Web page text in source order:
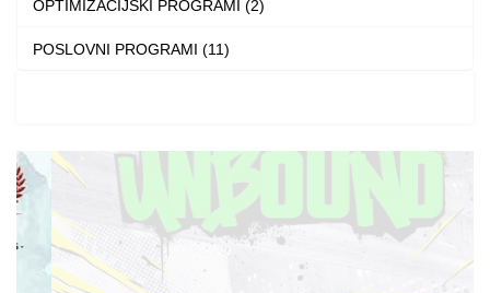
OPTIMIZACIJSKI PROGRAMI (2)
POSLOVNI PROGRAMI (11)